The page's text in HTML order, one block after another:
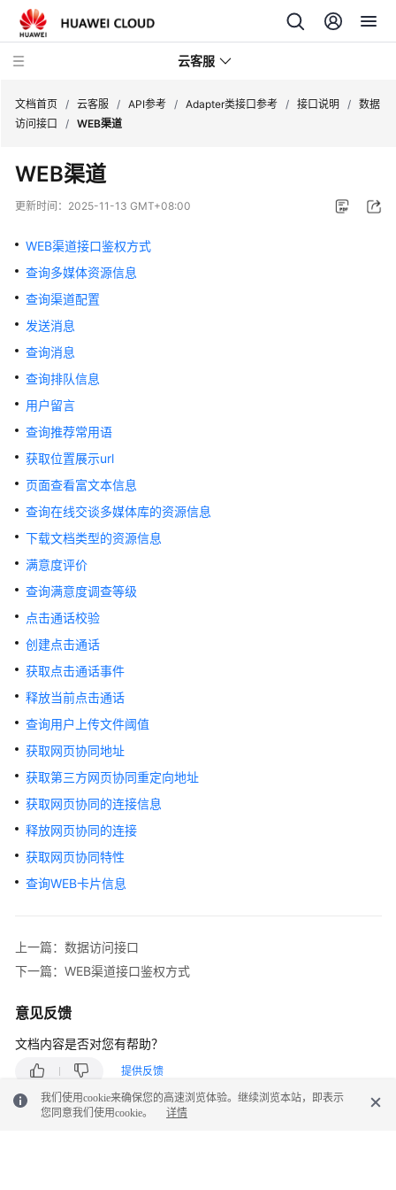
云客服
品
介
速
入
门
用
户
指
南
价
格
说
明
开
发
指
南
API
参
考
口
鉴
方
式
类
接
参
（API
Fabric）
座
文档首页 / 云客服 / API参考 / Adapter类接口参考 / 接口说明 / 数据
访问接口
/ WEB渠道
WEB渠道
更新时间： 2025-11-13 GMT+08:00
WEB渠道接口鉴权方式
查询多媒体资源信息
查询渠道配置
发送消息
查询消息
查询排队信息
用户留言
查询推荐常用语
获取位置展示url
页面查看富文本信息
查询在线交谈多媒体库的资源信息
下载文档类型的资源信息
满意度评价
查询满意度调查等级
点击通话校验
创建点击通话
获取点击通话事件
释放当前点击通话
查询用户上传文件阈值
获取网页协同地址
获取第三方网页协同重定向地址
获取网页协同的连接信息
释放网页协同的连接
获取网页协同特性
查询WEB卡片信息
上一篇：数据访问接口
下一篇：WEB渠道接口鉴权方式
意见反馈
文档内容是否对您有帮助？
提供反馈
我们使用cookie来确保您的高速浏览体验。继续浏览本站，即表示
您同意我们使用cookie。
详情